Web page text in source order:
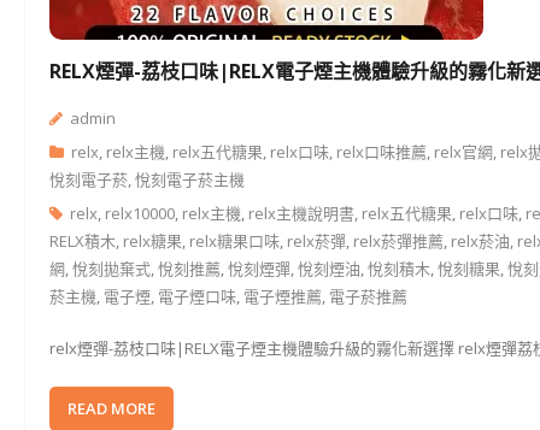
RELX煙彈-荔枝口味|RELX電子煙主機體驗升級的霧化新
admin
relx, relx主機, relx五代糖果, relx口味, relx口味推薦, relx官網, relx
悅刻電子菸,悅刻電子菸主機
relx, relx10000, relx主機, relx主機說明書, relx五代糖果, relx口味,
RELX積木, relx糖果, relx糖果口味, relx菸彈, relx菸彈推薦, relx菸油,
網,悅刻拋棄式,悅刻推薦,悅刻煙彈,悅刻煙油,悅刻積木,悅刻糖果,悅
菸主機, 電子煙, 電子煙口味, 電子煙推薦, 電子菸推薦
relx煙彈-荔枝口味|RELX電子煙主機體驗升級的霧化新選擇 relx煙彈
READ MORE